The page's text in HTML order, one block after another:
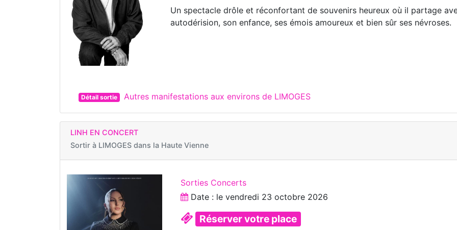
Un spectacle drôle et réconfortant de souvenirs heureux où il partage
autodérision, son enfance, ses émois amoureux et bien sûr ses névroses.
Détail sortie Autres manifestations aux environs de LIMOGES
LINH EN CONCERT
Sortir à LIMOGES dans la Haute Vienne
Sorties Concerts
Date : levendredi 23 octobre 2026
Réserver votre place